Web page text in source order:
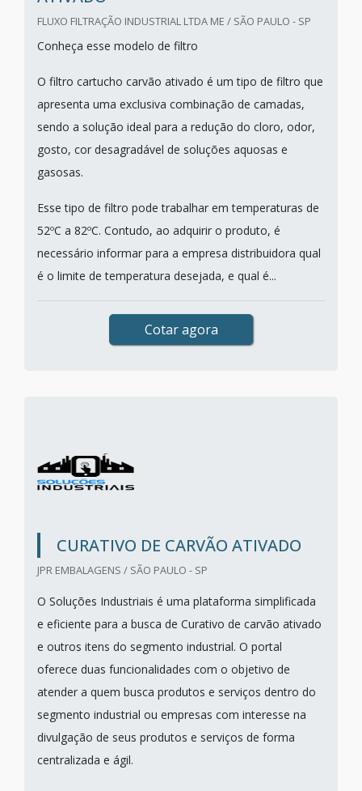
FLUXO FILTRAÇÃO INDUSTRIAL LTDA ME / SÃO PAULO - SP
Conheça esse modelo de filtro
O filtro cartucho carvão ativado é um tipo de filtro que
apresenta uma exclusiva combinação de camadas,
sendo a solução ideal para a redução do cloro, odor,
gosto, cor desagradável de soluções aquosas e
gasosas.
Esse tipo de filtro pode trabalhar em temperaturas de
52ºC a 82ºC. Contudo, ao adquirir o produto, é
necessário informar para a empresa distribuidora qual
é o limite de temperatura desejada, e qual é...
Cotar agora
CURATIVO DE CARVÃO ATIVADO
JPR EMBALAGENS / SÃO PAULO - SP
O Soluções Industriais é uma plataforma simplificada
e eficiente para a busca de Curativo de carvão ativado
e outros itens do segmento industrial. O portal
oferece duas funcionalidades com o objetivo de
atender a quem busca produtos e serviços dentro do
segmento industrial ou empresas com interesse na
divulgação de seus produtos e serviços de forma
centralizada e ágil.